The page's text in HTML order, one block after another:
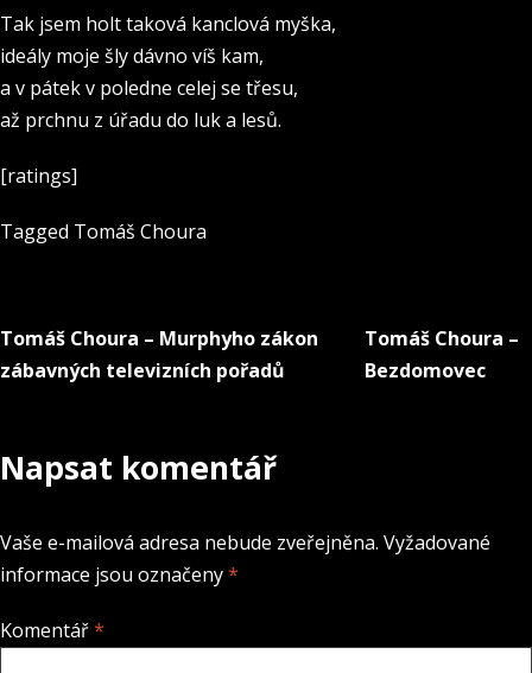
Tak jsem holt taková kanclová myška,
ideály moje šly dávno víš kam,
a v pátek v poledne celej se třesu,
až prchnu z úřadu do luk a lesů.
[ratings]
Tagged Tomáš Choura
Navigace
příspěvek
Tomáš Choura – Murphyho zákon
zábavných televizních pořadů
Tomáš Choura –
Bezdomovec
Napsat komentář
Vaše e-mailová adresa nebude zveřejněna. Vyžadované
informace jsou označeny*
Komentář*